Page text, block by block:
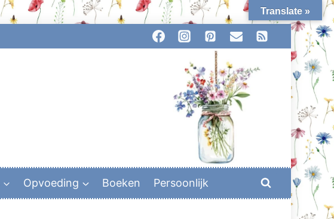
Opvoeding Boeken Persoonlijk
Translate »